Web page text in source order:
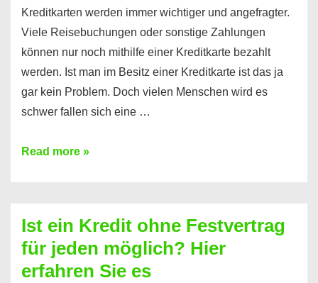
Kreditkarten werden immer wichtiger und angefragter.
Viele Reisebuchungen oder sonstige Zahlungen
können nur noch mithilfe einer Kreditkarte bezahlt
werden. Ist man im Besitz einer Kreditkarte ist das ja
gar kein Problem. Doch vielen Menschen wird es
schwer fallen sich eine …
Kreditkarte
Prepaid
ist
nicht
Read more »
Ist ein Kredit ohne Festvertrag
für jeden möglich? Hier
erfahren Sie es